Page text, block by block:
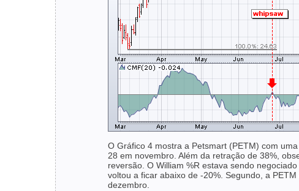
O Gráfico 4 mostra a Petsmart (PETM) com
28 em novembro. Além da retração de 38%,
reversão. O William %R estava sendo
voltou a ficar abaixo de -20%. Segundo, a
dezembro.